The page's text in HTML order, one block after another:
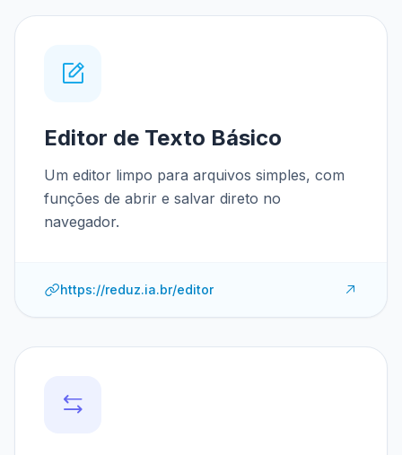
Editor de Texto Básico
Um editor limpo para arquivos simples, com
funções de abrir e salvar direto no
navegador.
https://reduz.ia.br/editor